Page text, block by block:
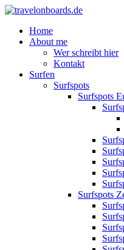
Home
About me
Wer schreibt hier
Kontakt
Surfen
Surfspots
Surfspots
Surfspots